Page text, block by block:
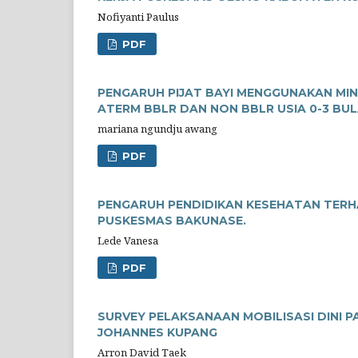
Nofiyanti Paulus
PDF
PENGARUH PIJAT BAYI MENGGUNAKAN
ATERM BBLR DAN NON BBLR USIA 0-3
mariana ngundju awang
PDF
PENGARUH PENDIDIKAN KESEHATAN
PUSKESMAS BAKUNASE.
Lede Vanesa
PDF
SURVEY PELAKSANAAN MOBILISASI DINI
JOHANNES KUPANG
Arron David Taek